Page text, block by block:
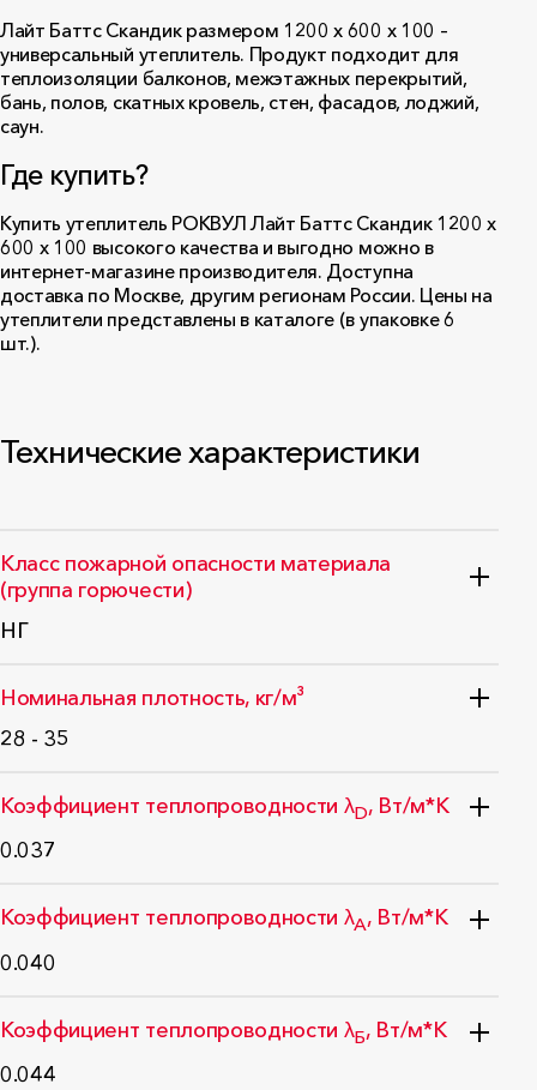
Лайт Баттс Скандик размером 1200 х 600 х 100 –
универсальный утеплитель. Продукт подходит для
теплоизоляции балконов, межэтажных перекрытий,
бань, полов, скатных кровель, стен, фасадов, лоджий,
саун.
Где купить?
Купить утеплитель РОКВУЛ Лайт Баттс Скандик 1200 x
600 x 100 высокого качества и выгодно можно в
интернет-магазине производителя. Доступна
доставка по Москве, другим регионам России. Цены на
утеплители представлены в каталоге (в упаковке 6
шт.).
Технические характеристики
Класс пожарной опасности материала
(группа горючести)
НГ
Номинальная плотность, кг/м³
28 - 35
Коэффициент теплопроводности λD, Вт/м*К
0.037
Коэффициент теплопроводности λА, Вт/м*К
0.040
Коэффициент теплопроводности λБ, Вт/м*К
0.044